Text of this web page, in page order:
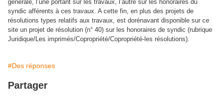
générale, l’une portant sur les travaux, l’autre sur les honoraires du
syndic afférents à ces travaux. A cette fin, en plus des projets de
résolutions types relatifs aux travaux, est dorénavant disponible sur ce
site un projet de résolution (n° 40) sur les honoraires de syndic (rubrique
Juridique/Les imprimés/Copropriété/Copropriété-les résolutions).
#Des réponses
Partager